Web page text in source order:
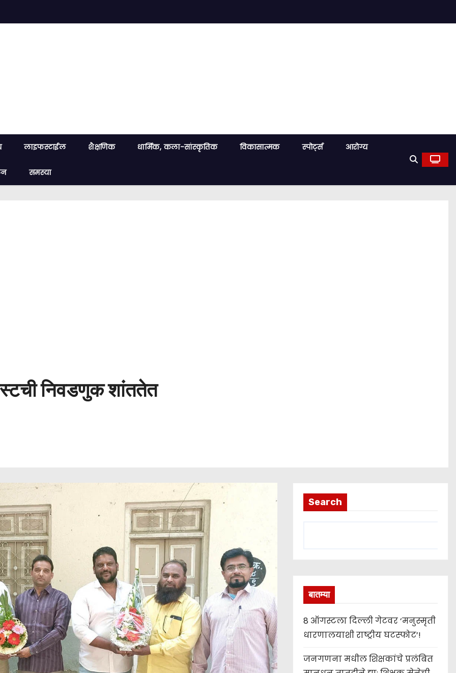
लाइफस्टाईल शैक्षणिक धार्मिक, कला-सांस्कृतिक विकासात्मक स्पोर्ट्स आरोग्य
समस्या
निवडणुक शांततेत
Search
बातम्या
8 ऑगस्टला दिल्ली गेटवर ‘मनुस्मृती
धारणालयाशी राष्ट्रीय घटस्फोट’!
जनगणना मधील शिक्षकांचे प्रलंबित